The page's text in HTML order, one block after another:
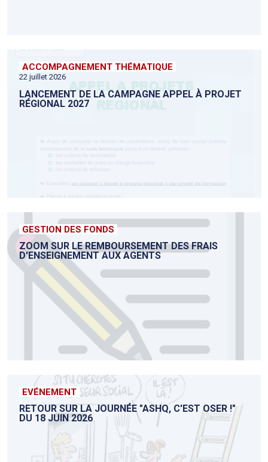
ACCOMPAGNEMENT THÉMATIQUE
22 juillet 2026
LANCEMENT DE LA CAMPAGNE APPEL À PROJET
RÉGIONAL 2027
GESTION DES FONDS
ZOOM SUR LE REMBOURSEMENT DES FRAIS
D'ENSEIGNEMENT AUX AGENTS
EVÉNEMENT
RETOUR SUR LA JOURNÉE "ASHQ, C'EST OSER !"
DU 18 JUIN 2026